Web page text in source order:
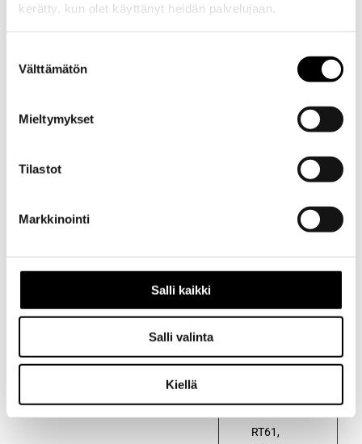
kerätty, kun olet käyttänyt heidän palvelujaan.
valinta
Välttämätön
Mieltymykset
Tilastot
Markkinointi
Salli kaikki
Salli valinta
Kiellä
Kuvaus
polttoainesuodatin
RT61,